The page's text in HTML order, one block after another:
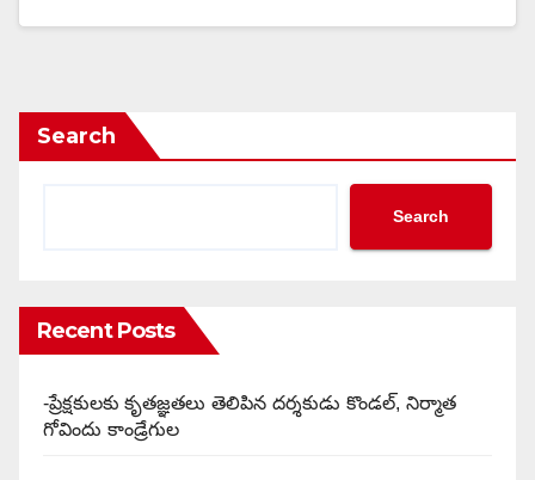
Search
Search
Recent Posts
-ప్రేక్షకులకు కృతజ్ఞతలు తెలిపిన దర్శకుడు కొండల్, నిర్మాత
గోవిందు కాండ్రేగుల